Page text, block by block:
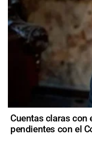
Cuentas claras con
pendientes con el